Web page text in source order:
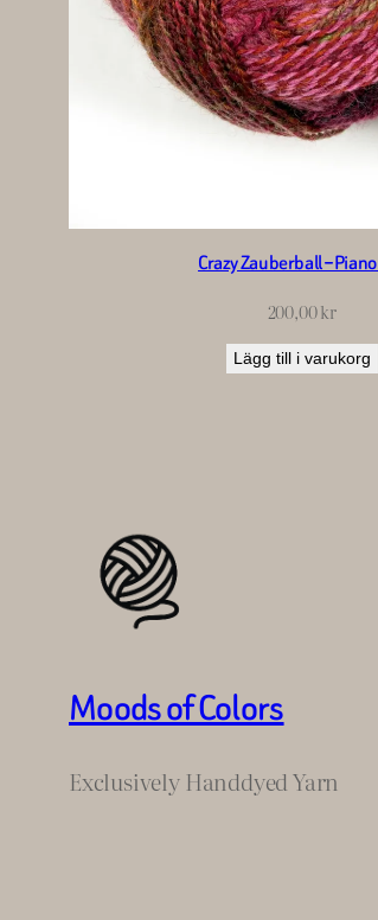
Crazy Zauberball –
200,00kr
Lägg till i varukorg
Moods of Colors
Exclusively Handdyed Yarn